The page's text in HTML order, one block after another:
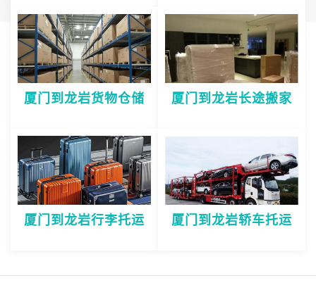
厦门到龙岩货物仓储 厦门到龙岩长途搬家
厦门到龙岩行李托运 厦门到龙岩轿车托运